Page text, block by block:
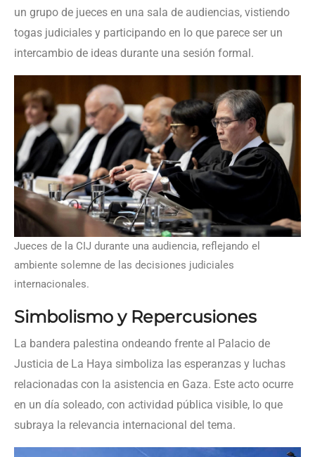
un grupo de jueces en una sala de audiencias, vistiendo
togas judiciales y participando en lo que parece ser un
intercambio de ideas durante una sesión formal.
Jueces de la CIJ durante una audiencia, reflejando el
ambiente solemne de las decisiones judiciales
internacionales.
Simbolismo y Repercusiones
La bandera palestina ondeando frente al Palacio de
Justicia de La Haya simboliza las esperanzas y luchas
relacionadas con la asistencia en Gaza. Este acto ocurre
en un día soleado, con actividad pública visible, lo que
subraya la relevancia internacional del tema.